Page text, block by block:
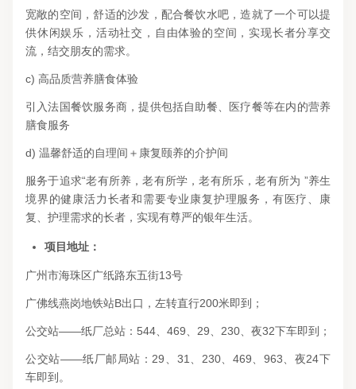
宽敞的空间，舒适的沙发，配合餐饮水吧，造就了一个可以提
供休闲娱乐，活动社交，自由体验的空间，实现长者分享交
流，结交朋友的需求。
c) 高品质营养膳食体验
引入法国餐饮服务商，提供包括自助餐、医疗餐等在内的营养
膳食服务
d) 温馨舒适的自理间＋康复颐养的介护间
服务于追求“老有所养，老有所学，老有所乐，老有所为 ”养生
境界的健康活力长者和需要专业康复护理服务，有医疗、康
复、护理需求的长者，实现有尊严的银年生活。
项目地址：
广州市海珠区广纸路东五街13号
广佛线燕岗地铁站B出口，左转直行200米即到；
公交站——纸厂总站：544、469、29、230、夜32下车即到；
公交站——纸厂邮局站：29、31、230、469、963、夜24下
车即到。